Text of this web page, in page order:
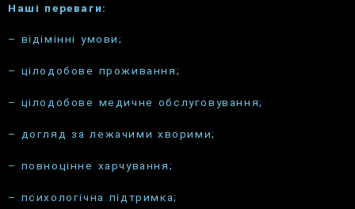
Наші переваги:
– відімінні умови;
– цілодобове проживання;
– цілодобове медичне обслуговування;
– догляд за лежачими хворими;
– повноцінне харчування;
– психологічна підтримка;